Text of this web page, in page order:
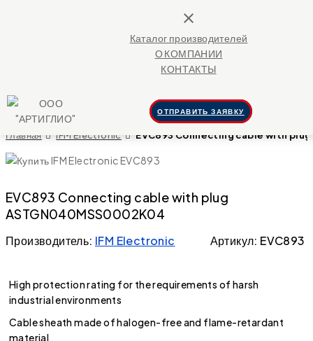
close
Каталог производителей
О КОМПАНИИ
КОНТАКТЫ
ОТПРАВИТЬ ЗАЯВКУ
Главная IFM Electronic EVC893 Connecting cable with
EVC893 Connecting cable with plug
ASTGN040MSS0002K04
Производитель: IFM Electronic Артикул: EVC893
High protection rating for the requirements of harsh
industrial environments
Cable sheath made of halogen-free and flame-retardant
material